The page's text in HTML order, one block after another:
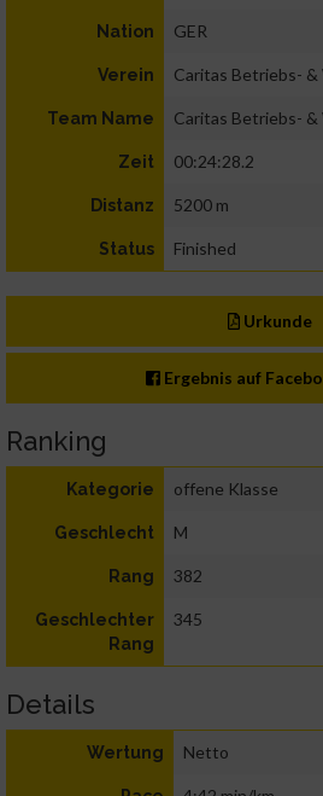
Nation GER
Verein Caritas Betriebs-
Team Name Caritas Betriebs-
Zeit 00:24:28.2
Distanz 5200 m
Status Finished
Urkunde
Ergebnis auf
Ranking
Kategorie offene Klasse
Geschlecht M
Rang 382
Geschlechter
Rang
345
Details
Wertung Netto